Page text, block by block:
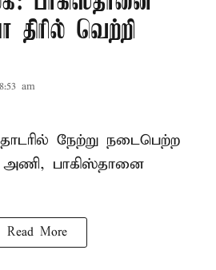
திரில் வெற்றி
am
நேற்று நடைபெற்ற
அணி, பாகிஸ்தானை
Read More